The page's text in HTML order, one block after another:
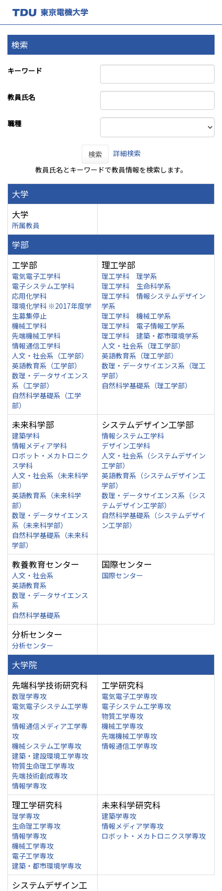
検索
キーワード
教員氏名
職種
検索
詳細検索
教員氏名とキーワードで教員情報を検索します。
大学
大学
所属教員
学部
工学部
電気電子工学科
電子システム工学科
応用化学科
環境化学科 ※2017年度学
生募集停止
機械工学科
先端機械工学科
情報通信工学科
人文・社会系（工学部）
英語教育系（工学部）
数理・データサイエンス
系（工学部）
自然科学基礎系（工学
部）
理工学部
理工学科 理学系
理工学科 生命科学系
理工学科 情報システムデザイン
学系
理工学科 機械工学系
理工学科 電子情報工学系
理工学科 建築・都市環境学系
人文・社会系（理工学部）
英語教育系（理工学部）
数理・データサイエンス系（理工
学部）
自然科学基礎系（理工学部）
未来科学部
建築学科
情報メディア学科
ロボット・メカトロニク
ス学科
人文・社会系（未来科学
部）
英語教育系（未来科学
部）
数理・データサイエンス
系（未来科学部）
自然科学基礎系（未来科
学部）
システムデザイン工学部
情報システム工学科
デザイン工学科
人文・社会系（システムデザイン
工学部）
英語教育系（システムデザイン工
学部）
数理・データサイエンス系（シス
テムデザイン工学部）
自然科学基礎系（システムデザイ
ン工学部）
教養教育センター
人文・社会系
英語教育系
数理・データサイエンス
系
自然科学基礎系
国際センター
国際センター
分析センター
分析センター
大学院
先端科学技術研究科
数理学専攻
電気電子システム工学専
攻
情報通信メディア工学専
攻
機械システム工学専攻
建築・建設環境工学専攻
物質生命理工学専攻
先端技術創成専攻
情報学専攻
工学研究科
電気電子工学専攻
電子システム工学専攻
物質工学専攻
機械工学専攻
先端機械工学専攻
情報通信工学専攻
理工学研究科
理学専攻
生命理工学専攻
情報学専攻
機械工学専攻
電子工学専攻
建築・都市環境学専攻
未来科学研究科
建築学専攻
情報メディア学専攻
ロボット・メカトロニクス学専攻
システムデザイン工